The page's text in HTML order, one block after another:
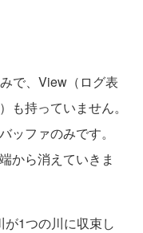
で、View（ログ表
も持っていません。
ッファのみです。
から消えていきま
1つの川に収束し